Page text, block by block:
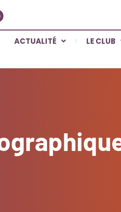
ACTUALITÉ LE CLUB